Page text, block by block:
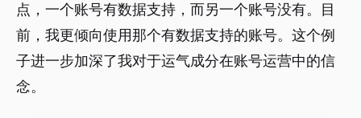
点，一个账号有数据支持，而另一个账号没有。目
前，我更倾向使用那个有数据支持的账号。这个例
子进一步加深了我对于运气成分在账号运营中的信
念。